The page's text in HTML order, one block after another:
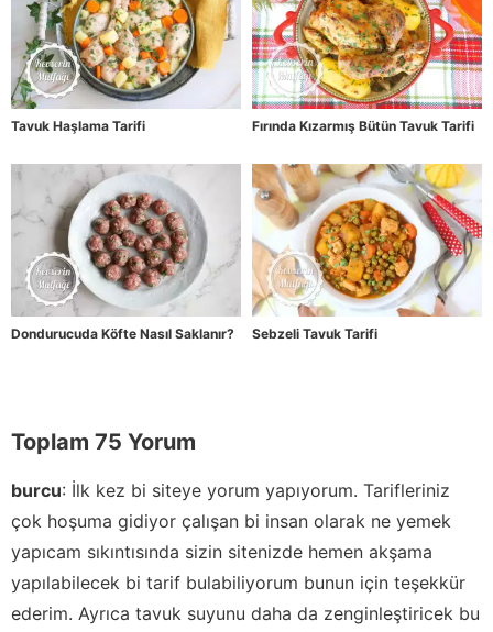
Tavuk Haşlama Tarifi Fırında Kızarmış Bütün Tavuk Tarifi
Dondurucuda Köfte Nasıl Saklanır? Sebzeli Tavuk Tarifi
Toplam 75 Yorum
burcu: İlk kez bi siteye yorum yapıyorum. Tarifleriniz
çok hoşuma gidiyor çalışan bi insan olarak ne yemek
yapıcam sıkıntısında sizin sitenizde hemen akşama
yapılabilecek bi tarif bulabiliyorum bunun için teşekkür
ederim. Ayrıca tavuk suyunu daha da zenginleştiricek bu